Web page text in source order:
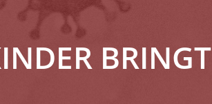
BRINGT